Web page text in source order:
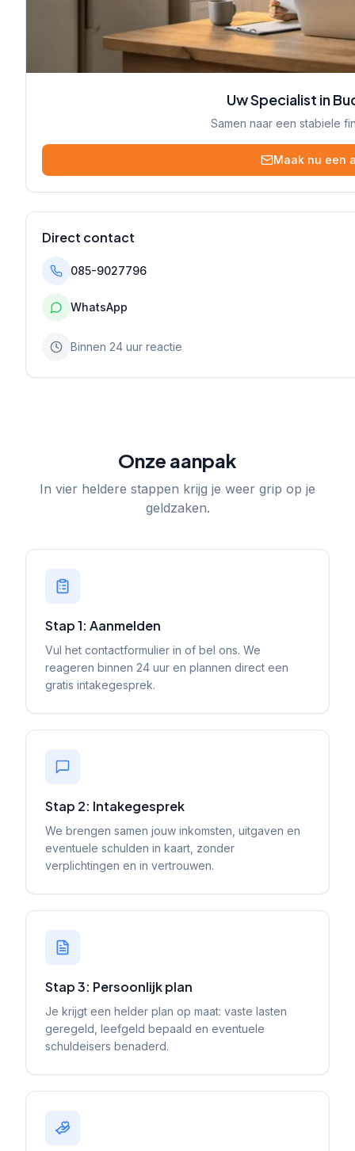
Uw Specialist in
Samen naar een stabiele
Maak nu een
Direct contact
085-9027796
WhatsApp
Binnen 24 uur reactie
Onze aanpak
In vier heldere stappen krijg je weer grip op je
geldzaken.
Stap 1: Aanmelden
Vul het contactformulier in of bel ons. We
reageren binnen 24 uur en plannen direct een
gratis intakegesprek.
Stap 2: Intakegesprek
We brengen samen jouw inkomsten, uitgaven en
eventuele schulden in kaart, zonder
verplichtingen en in vertrouwen.
Stap 3: Persoonlijk plan
Je krijgt een helder plan op maat: vaste lasten
geregeld, leefgeld bepaald en eventuele
schuldeisers benaderd.